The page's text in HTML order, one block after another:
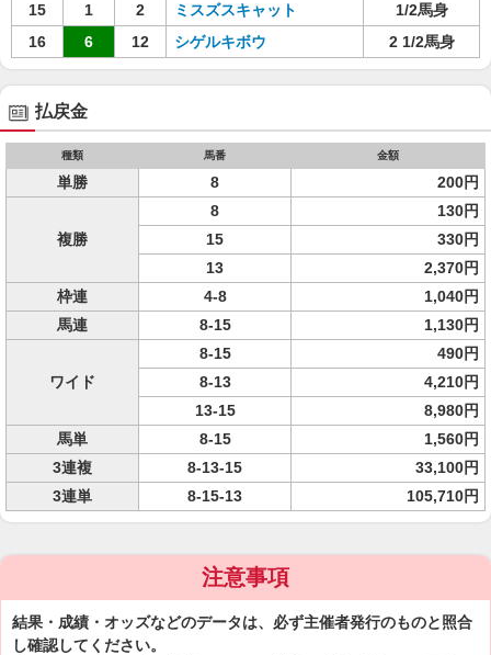
15
1 2 ミスズスキャット
1/2馬身
16
6 12 シゲルキボウ 2 1/2馬身
払戻金
種類 馬番 金額
単勝 8 200円
複勝
8
130円
15
330円
13
2,370円
枠連
4-8
1,040円
馬連
8-15 1,130円
ワイド
8-15
490円
8-13
4,210円
13-15
8,980円
馬単
8-15
1,560円
3連複
8-13-15
33,100円
3連単
8-15-13 105,710円
注意事項
結果・成績・オッズなどのデータは、必ず主催者発行のものと照合
し確認してください。